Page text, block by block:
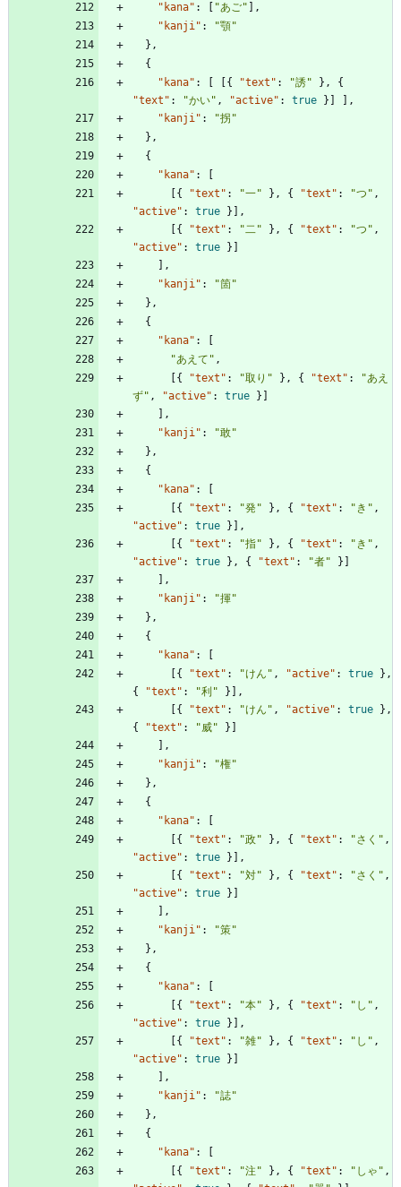
"kana" : "あご"
,
"kanji" :
"顎"
} ,
{
"kana" : { "text" : "誘" } ,
{
"text" : "かい" , "active" : true }
,
"kanji" :
"拐"
} ,
{
"kana" :
{ "text" : "一" } , { "text" : "つ" ,
"active" : true }
,
{ "text" : "二" } , { "text" : "つ" ,
"active" : true }
,
"kanji" :
"箇"
} ,
{
"kana" :
"あえて" ,
{ "text" : "取り" } , { "text" :
"あえ
ず" , "active" : true }
,
"kanji" :
"敢"
} ,
{
"kana" :
{ "text" : "発" } , { "text" : "き" ,
"active" : true }
,
{ "text" : "指" } , { "text" : "き" ,
"active" : true } , { "text" : "者" }
,
"kanji" :
"揮"
} ,
{
"kana" :
{ "text" : "けん" , "active" : true } ,
{
"text" : "利" }
,
{ "text" : "けん" , "active" : true } ,
{
"text" : "威" }
,
"kanji" :
"権"
} ,
{
"kana" :
{ "text" : "政" } , { "text" : "さく" ,
"active" : true }
,
{ "text" : "対" } , { "text" : "さく" ,
"active" : true }
,
"kanji" :
"策"
} ,
{
"kana" :
{ "text" : "本" } , { "text" : "し" ,
"active" : true }
,
{ "text" : "雑" } , { "text" : "し" ,
"active" : true }
,
"kanji" :
"誌"
} ,
{
"kana" :
{ "text" : "注" } , { "text" : "しゃ" ,